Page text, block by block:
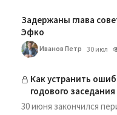
Задержаны глава
Эфко
Иванов Петр 30 июл
Как устранить
годового
30 июня закончился